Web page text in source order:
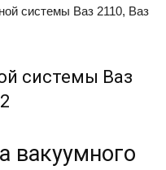
системы Ваз 2110, Ваз
системы Ваз
вакуумного